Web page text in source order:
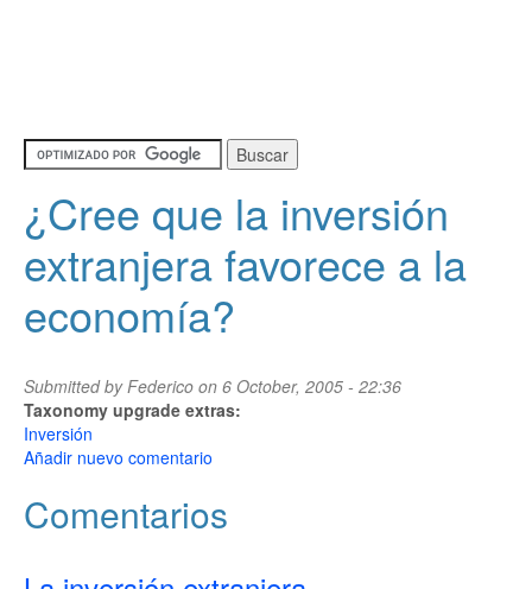
¿Cree que la inversión
extranjera favorece a la
economía?
Submitted byFederico on 6 October, 2005 - 22:36
Taxonomy upgrade extras:
Inversión
Añadir nuevo comentario
Comentarios